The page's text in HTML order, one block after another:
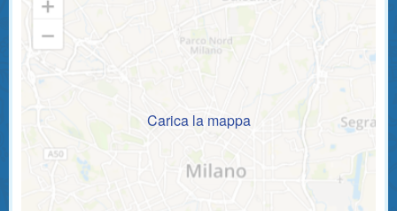
Carica la mappa